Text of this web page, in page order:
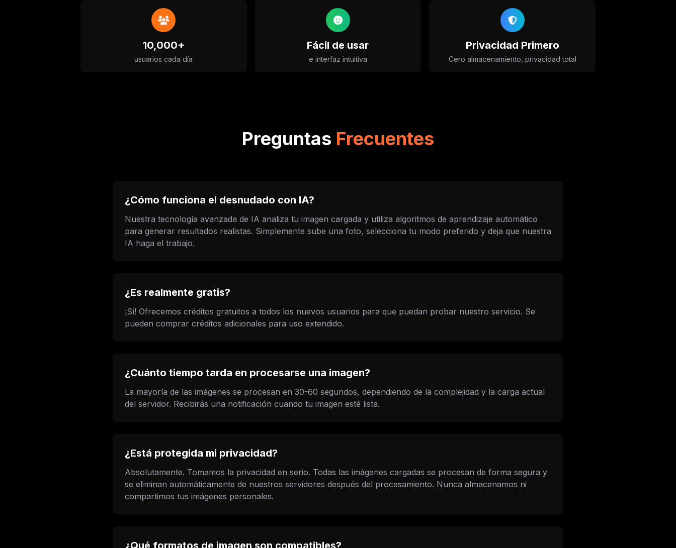
10,000+
usuarios cada día
Fácil de usar
e interfaz intuitiva
Privacidad Primero
Cero almacenamiento, privacidad total
Preguntas Frecuentes
¿Cómo funciona el desnudado con IA?
Nuestra tecnología avanzada de IA analiza tu imagen cargada y utiliza algoritmos de aprendizaje automático
para generar resultados realistas. Simplemente sube una foto, selecciona tu modo preferido y deja que nuestra
IA haga el trabajo.
¿Es realmente gratis?
¡Sí! Ofrecemos créditos gratuitos a todos los nuevos usuarios para que puedan probar nuestro servicio. Se
pueden comprar créditos adicionales para uso extendido.
¿Cuánto tiempo tarda en procesarse una imagen?
La mayoría de las imágenes se procesan en 30-60 segundos, dependiendo de la complejidad y la carga actual
del servidor. Recibirás una notificación cuando tu imagen esté lista.
¿Está protegida mi privacidad?
Absolutamente. Tomamos la privacidad en serio. Todas las imágenes cargadas se procesan de forma segura y
se eliminan automáticamente de nuestros servidores después del procesamiento. Nunca almacenamos ni
compartimos tus imágenes personales.
¿Qué formatos de imagen son compatibles?